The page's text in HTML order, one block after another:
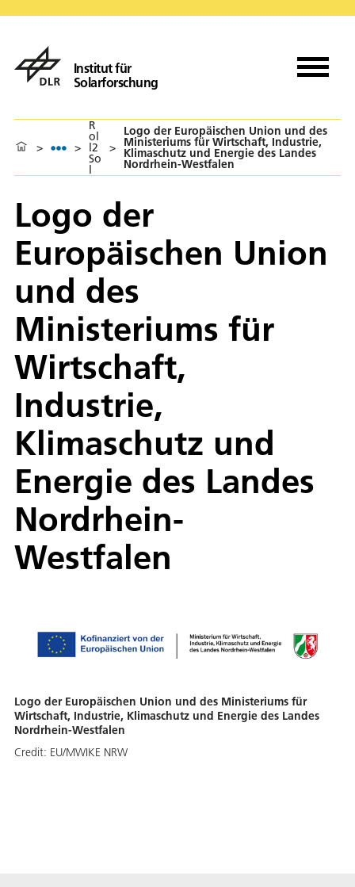
Institut für
Solarforschung
> >
R
ol
l2
So
l
>
Logo der Europäischen Union und des
Ministeriums für Wirtschaft, Industrie,
Klimaschutz und Energie des Landes
Nordrhein-Westfalen
Logo der
Europäischen Union
und des
Ministeriums für
Wirtschaft,
Industrie,
Klimaschutz und
Energie des Landes
Nordrhein-
Westfalen
Logo der Europäischen Union und des Ministeriums für
Wirtschaft, Industrie, Klimaschutz und Energie des Landes
Nordrhein-Westfalen
Credit: EU/MWIKE NRW